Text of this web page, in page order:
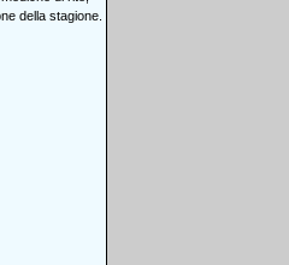
della stagione.